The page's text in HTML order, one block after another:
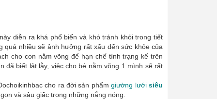
diễn ra khá phổ biến và khó tránh khỏi trong tiết
nhiều sẽ ảnh hưởng rất xấu đến sức khỏe của
cho con nằm võng để hạn chế tình trạng kể trên
đã biết lật lẫy, việc cho bé nằm võng 1 mình sẽ rất
cho ra đời sản phẩmgiường lướisiêu
và sâu giấc trong những nắng nóng.